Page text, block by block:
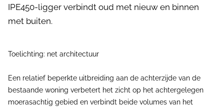
IPE450-ligger verbindt oud met nieuw en binnen
met buiten.
Toelichting: net architectuur
Een relatief beperkte uitbreiding aan de achterzijde van de
bestaande woning verbetert het zicht op het achtergelegen
moerasachtig gebied en verbindt beide volumes van het